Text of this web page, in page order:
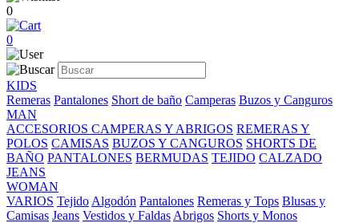
0
0
KIDS
Remeras Pantalones Short de baño Camperas Buzos y Canguros
MAN
ACCESORIOS CAMPERAS Y ABRIGOS REMERAS Y
POLOS CAMISAS BUZOS Y CANGUROS SHORTS DE
BAÑO PANTALONES BERMUDAS TEJIDO CALZADO
JEANS
WOMAN
VARIOS Tejido Algodón Pantalones Remeras y Tops Blusas y
Camisas Jeans Vestidos y Faldas Abrigos Shorts y Monos